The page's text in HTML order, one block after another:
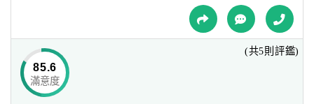
網
雖然只是一間普通的民宿，但白鷺鷥也叫他文化民宿
白鷺鷥經常往返於台灣與泰國之間，
深深了解五星級VILLA的內涵，
在這裡除了文化的饗宴，亦能有極緻VILLA的感受，
85.6
滿意度
(共5則評鑑)